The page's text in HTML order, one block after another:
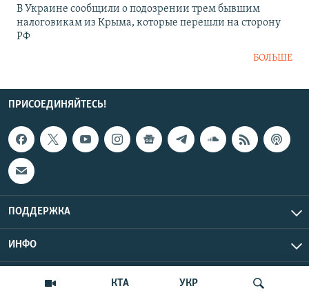
КТА УКР
В Украине сообщили о подозрении трем бывшим
налоговикам из Крыма, которые перешли на сторону
РФ
БОЛЬШЕ
ПРИСОЕДИНЯЙТЕСЬ!
ПОДДЕРЖКА
ИНФО
Copyright Крым.Реалии, 2026 | Все права защищены.
UTC+3